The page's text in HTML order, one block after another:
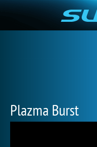
Plazma Burst